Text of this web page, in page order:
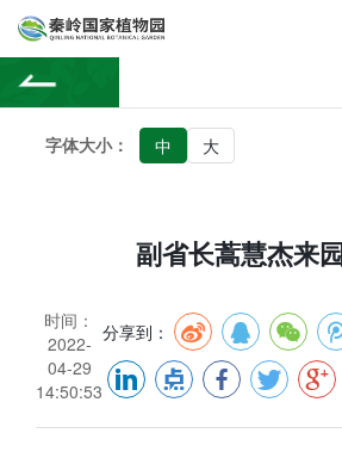
字体大小： 中 大
副省长蒿慧杰来
时间：
2022-
04-29
14:50:53
分享到：